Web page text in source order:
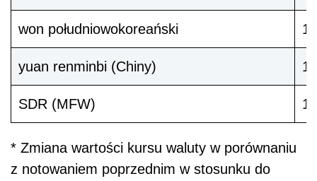
won południowokoreański
yuan renminbi (Chiny) 1
SDR (MFW) 1
* Zmiana wartości kursu waluty w porównaniu
z notowaniem poprzednim w stosunku do